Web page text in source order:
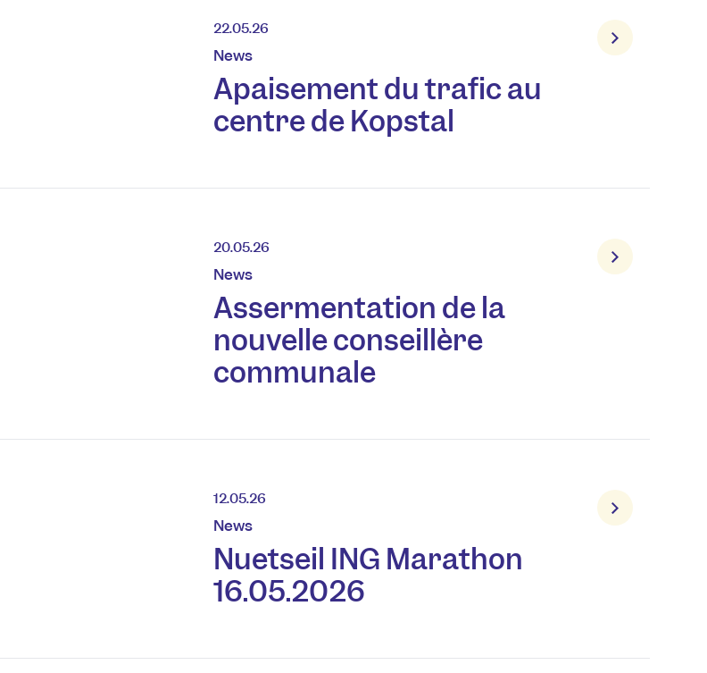
22.05.26
News
Apaisement du trafic au
centre de Kopstal
20.05.26
News
Assermentation de la
nouvelle conseillère
communale
12.05.26
News
Nuetseil ING Marathon
16.05.2026